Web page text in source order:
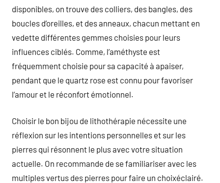
disponibles, on trouve des colliers, des bangles, des
boucles d’oreilles, et des anneaux, chacun mettant en
vedette différentes gemmes choisies pour leurs
influences ciblés. Comme, l’améthyste est
fréquemment choisie pour sa capacité à apaiser,
pendant que le quartz rose est connu pour favoriser
l’amour et le réconfort émotionnel.
Choisir le bon bijou de lithothérapie nécessite une
réflexion sur les intentions personnelles et sur les
pierres qui résonnent le plus avec votre situation
actuelle. On recommande de se familiariser avec les
multiples vertus des pierres pour faire un choixéclairé.